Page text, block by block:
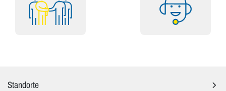
Standorte